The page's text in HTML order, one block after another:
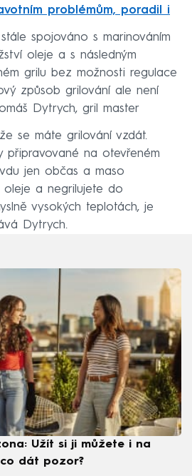
problémům, poradil i
spojováno s marinováním
oleje a s následným
grilu bez možnosti regulace
způsob grilování ale není
Dytrych, gril master
se máte grilování vzdát.
připravované na otevřeném
jen občas a maso
oleje a negrilujete do
vysokých teplotách, je
Dytrych.
Užít si ji můžete i na
dát pozor?